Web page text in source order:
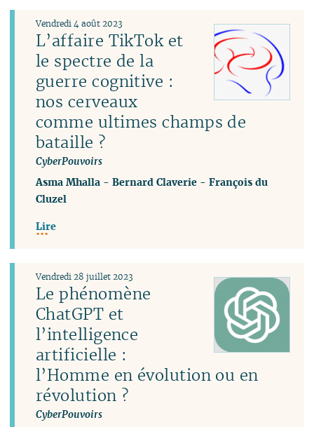
L’affaire TikTok et
le spectre de la
guerre cognitive :
nos cerveaux
comme ultimes champs de
bataille ?
CyberPouvoirs
Vendredi 4 août 2023
Asma Mhalla -Bernard Claverie -François du
Cluzel
Lire
Le phénomène
ChatGPT et
l’intelligence
artificielle :
l’Homme en évolution ou en
révolution ?
CyberPouvoirs
Vendredi 28 juillet 2023